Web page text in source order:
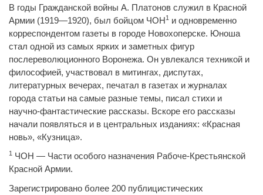
В годы Гражданской войны А. Платонов служил в Красной
Армии (1919—1920), был бойцом ЧОН1 и одновременно
корреспондентом газеты в городе Новохоперске. Юноша
стал одной из самых ярких и заметных фигур
послереволюционного Воронежа. Он увлекался техникой и
философией, участвовал в митингах, диспутах,
литературных вечерах, печатал в газетах и журналах
города статьи на самые разные темы, писал стихи и
научно-фантастические рассказы. Вскоре его рассказы
начали появляться и в центральных изданиях: «Красная
новь», «Кузница».
1
ЧОН — Части особого назначения Рабоче-Крестьянской
Красной Армии.
Зарегистрировано более 200 публицистических